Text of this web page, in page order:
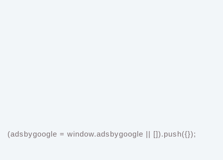
(adsbygoogle = window.adsbygoogle || []).push({});